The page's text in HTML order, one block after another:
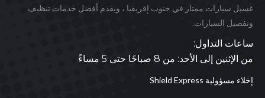
غسيل سيارات ممتاز في جنوب إفريقيا ، ويقدم أفضل خدمات تنظيف
وتفصيل السيارات.
ساعات التداول:
من الإثنين إلى الأحد: من 8 صباحًا حتى 5 مساءً
إخلاء مسؤولية Shield Express